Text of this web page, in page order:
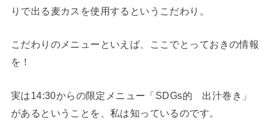
りで出る麦カスを使用するというこだわり。
こだわりのメニューといえば、ここでとっておきの情報
を！
実は14:30からの限定メニュー「SDGs的 出汁巻き」
があるということを、私は知っているのです。